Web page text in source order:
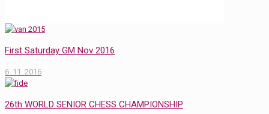
First Saturday GM Nov 2016
6. 11. 2016
26th WORLD SENIOR CHESS CHAMPIONSHIP